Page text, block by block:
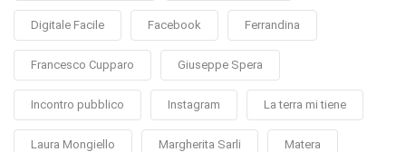
Digitale Facile Facebook Ferrandina
Francesco Cupparo Giuseppe Spera
Incontro pubblico Instagram La terra mi tiene
Laura Mongiello Margherita Sarli Matera